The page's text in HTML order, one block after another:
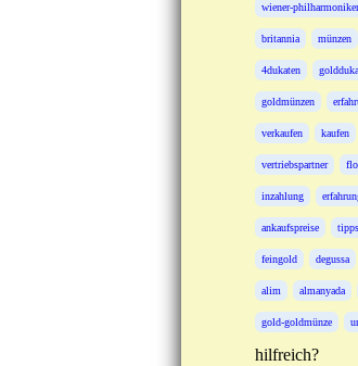
wiener-philharmoniker
britannia münzen
4dukaten
goldmünzen
verkaufen kaufen
vertriebspartner
inzahlung
ankaufspreise tipps
feingold degussa
alim almanyada
gold-goldmünze
hilfreich?